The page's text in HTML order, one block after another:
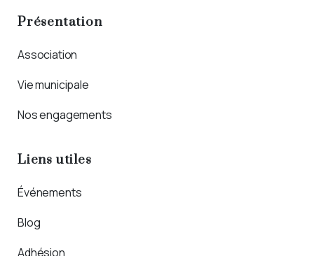
Présentation
Association
Vie municipale
Nos engagements
Liens utiles
Événements
Blog
Adhésion